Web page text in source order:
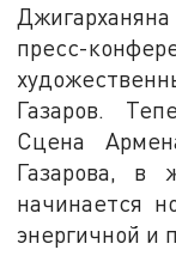
пресс-
Газаров.
Сцена
Газарова, в
начинается
энергичной и